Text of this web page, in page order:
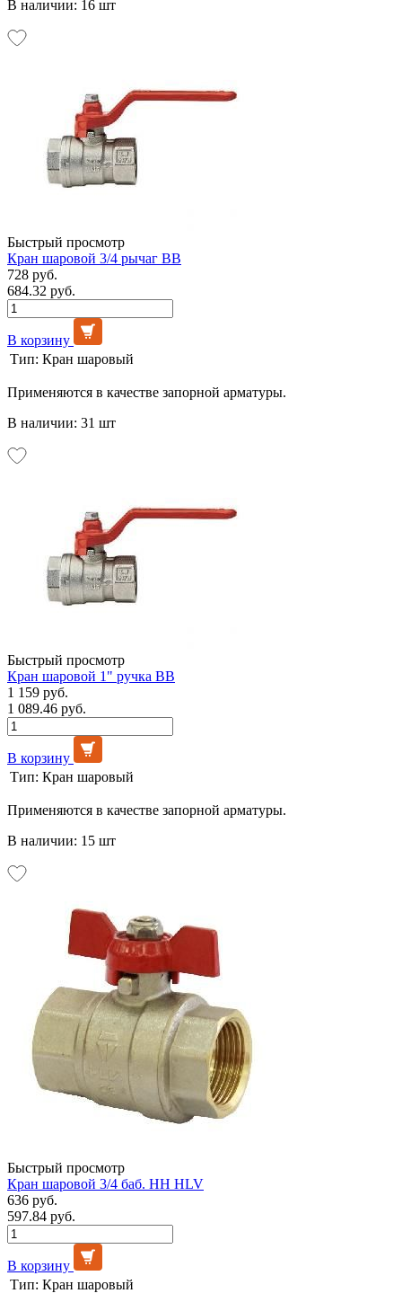
В наличии: 16 шт
Быстрый просмотр
Кран шаровой 3/4 рычаг ВВ
728 руб.
684.32 руб.
В корзину
Тип: Кран шаровый
Применяются в качестве запорной арматуры.
В наличии: 31 шт
Быстрый просмотр
Кран шаровой 1" ручка ВВ
1 159 руб.
1 089.46 руб.
В корзину
Тип: Кран шаровый
Применяются в качестве запорной арматуры.
В наличии: 15 шт
Быстрый просмотр
Кран шаровой 3/4 баб. НН HLV
636 руб.
597.84 руб.
В корзину
Тип: Кран шаровый